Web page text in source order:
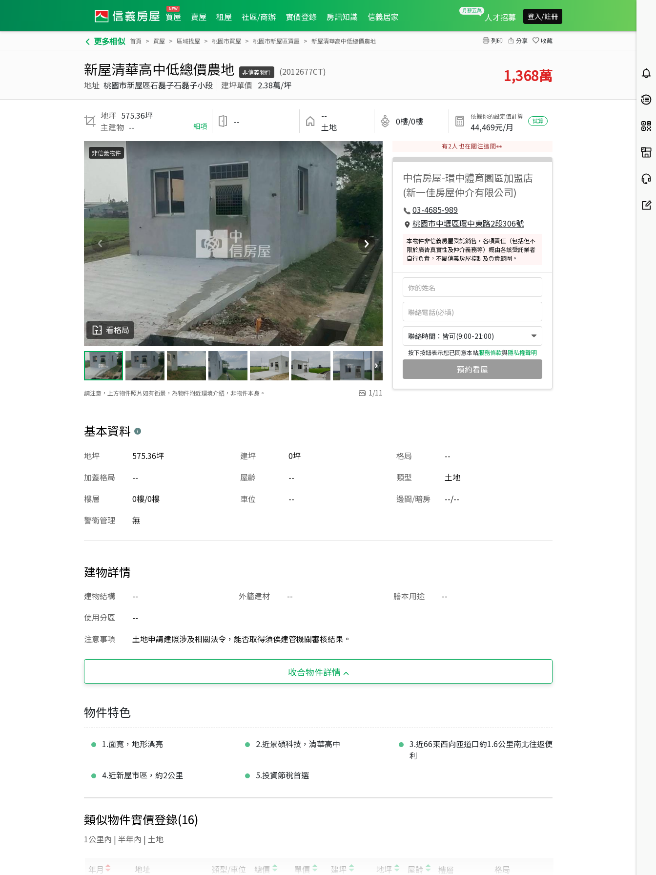
買屋 賣屋 租屋 社區/商辦 實價登錄 房訊知識 信義居家 人才招募 登入/註冊
更多相似 首頁 買屋 區域找屋 桃園市買屋 桃園市新屋區買屋 新屋清華高中低總價農地 列印 分享 收藏
新屋清華高中低總價農地 非信義物件
(2012677CT)
地址 桃園市新屋區石磊子石磊子小段 建坪單價 2.38萬/坪 1,368萬
地坪 575.36坪
主建物 -- 細項 --
--
土地
0樓/0樓 依據你的設定值計算
44,469元/月
試算
請注意，上方物件照片如有街景，為物件附近環境介紹，非物件本身。 1/11
看格局
非信義物件
有2 人也在關注這間👀
中信房屋-環中體育園區加盟店
(新一佳房屋仲介有限公司)
03-4685-989
桃園市中壢區環中東路2段306號
本物件非信義房屋受託銷售，各項責任（包括但不
限於廣告真實性及仲介義務等）概由各該受託業者
自行負責，不屬信義房屋控制及負責範圍。
聯絡時間：皆可(9:00-21:00)
按下按鈕表示您已同意本站服務條款與隱私權聲明
預約看屋
基本資料
建坪 0坪
地坪 575.36坪 格局
--
加蓋格局
-- 屋齡 -- 類型
土地
樓層
0樓/0樓 車位 -- 邊間/暗房
--/--
警衛管理
無
建物詳情
建物結構 -- 外牆建材 -- 謄本用途
--
使用分區
--
注意事項
土地申請建照涉及相關法令，能否取得須俟建管機關審核結果。
收合物件詳情
物件特色
1.面寬，地形漂亮 2.近景碩科技，清華高中
3.近66東西向匝道口約1.6公里南北往返便
利
4.近新屋市區，約2公里
5.投資節稅首選
類似物件實價登錄(16)
1公里內 | 半年內 | 土地